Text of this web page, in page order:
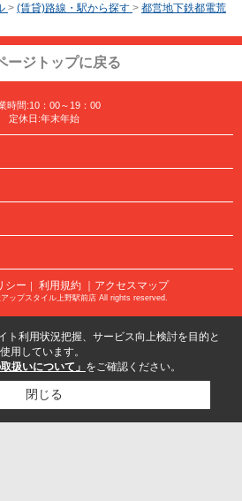
> (賃貸)路線・駅から探す > 都営地下鉄都電荒
ージトップに戻る
時間:10：00～19：00
定休日:年末年始
シー ｜ 利用規約 ｜アクセスマップ
ップスタイル上野駅前店 All rights reserved.
ト利用状況把握、サービス向上検討を目的と
用しています。
扱いについて」 をご確認ください。
閉じる